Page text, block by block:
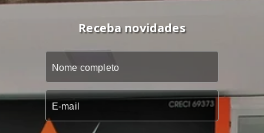
Receba novidades